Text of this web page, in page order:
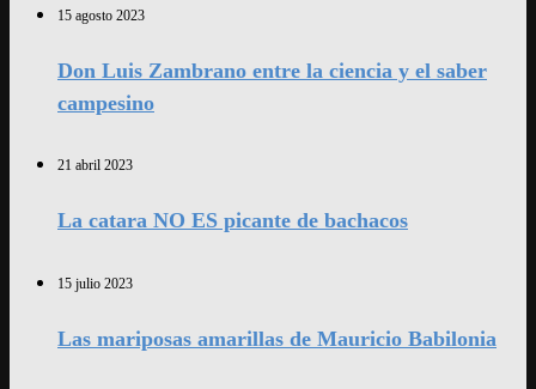
15 agosto 2023
Don Luis Zambrano entre la ciencia y el saber
campesino
21 abril 2023
La catara NO ES picante de bachacos
15 julio 2023
Las mariposas amarillas de Mauricio Babilonia